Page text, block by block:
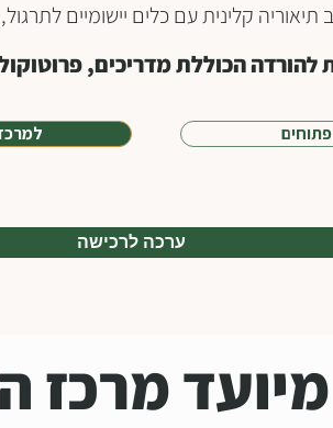
קלינית עם כלים יישומיים
להורדה הכוללת מדריכים,
ערכה לרכישה
מרכז